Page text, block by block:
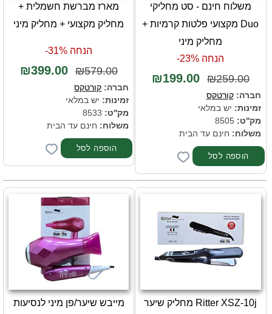
משלוח חינם - סט מחליקי
Duo מקצועי פלטות קרמיות +
מחליק מיני
הנחה 23%-
₪259.00
₪199.00
חברה:קורטקס
זמינות: יש במלאי
מק''ט: 8505
משלוח: חינם עד הבית
מארז מברשת חשמלית +
מחליק מקצועי + מחליק מיני
הנחה 31%-
₪579.00
₪399.00
חברה: קורטקס
זמינות: יש במלאי
מק''ט:
משלוח: חינם עד הבית
Ritter XSZ-10j מחליק שיער
מייבש שיער/פן מיני לנסיעות